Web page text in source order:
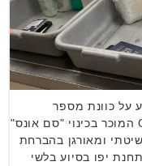
על כוונת מספר
חשודים לייבא לארץ סם מסוכן מסוג GBL המוכר בכינוי "סם אונס"
ומאורגן בהברחת
יפו בסיוע בלשי